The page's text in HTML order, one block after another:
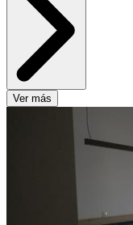
Ver más